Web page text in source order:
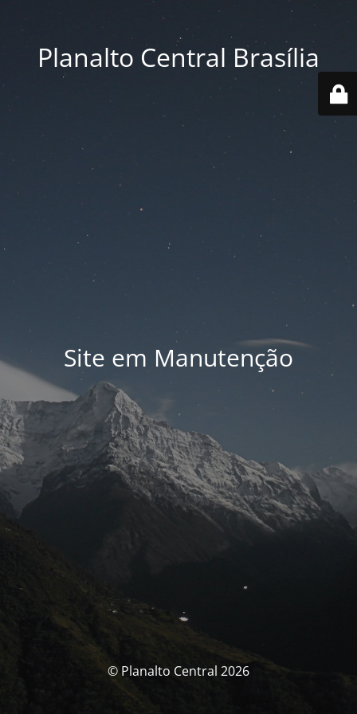
Planalto Central Brasília
Site em Manutenção
© Planalto Central 2026